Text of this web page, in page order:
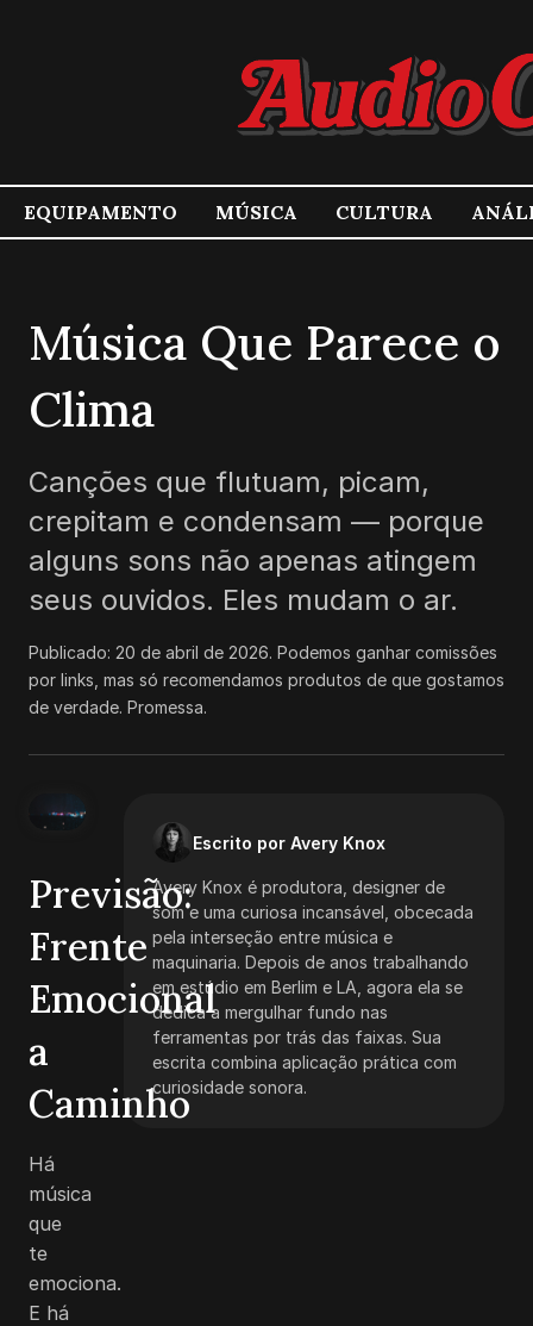
EQUIPAMENTO MÚSICA CULTURA
Música Que Parece o
Clima
Canções que flutuam, picam,
crepitam e condensam — porque
alguns sons não apenas atingem
seus ouvidos. Eles mudam o ar.
Publicado: 20 de abril de 2026. Podemos ganhar comissões
por links, mas só recomendamos produtos de que gostamos
de verdade. Promessa.
Escrito por Avery Knox
Avery Knox é produtora, designer de
som e uma curiosa incansável, obcecada
pela interseção entre música e
maquinaria. Depois de anos trabalhando
em estúdio em Berlim e LA, agora ela se
dedica a mergulhar fundo nas
ferramentas por trás das faixas. Sua
escrita combina aplicação prática com
curiosidade sonora.
Previsão:
Frente
Emocional
a
Caminho
Há
música
que
te
emociona.
E há